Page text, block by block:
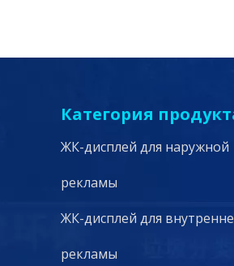
Категория
ЖК-дисплей для наружной
рекламы
ЖК-дисплей для
рекламы